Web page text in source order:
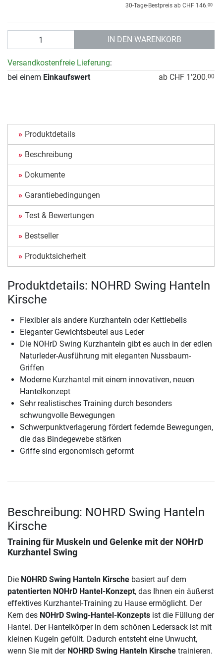
30-Tage-Bestpreis ab CHF 146.00
IN DEN WARENKORB
Versandkostenfreie Lieferung:
bei einem Einkaufswert ab CHF 1’200.00
Produktdetails
Beschreibung
Dokumente
Garantiebedingungen
Test & Bewertungen
Bestseller
Produktsicherheit
Produktdetails: NOHRD Swing Hanteln
Kirsche
Flexibler als andere Kurzhanteln oder Kettlebells
Eleganter Gewichtsbeutel aus Leder
Die NOHrD Swing Kurzhanteln gibt es auch in der edlen
Naturleder-Ausführung mit eleganten Nussbaum-
Griffen
Moderne Kurzhantel mit einem innovativen, neuen
Hantelkonzept
Sehr realistisches Training durch besonders
schwungvolle Bewegungen
Schwerpunktverlagerung fördert federnde Bewegungen,
die das Bindegewebe stärken
Griffe sind ergonomisch geformt
Beschreibung: NOHRD Swing Hanteln
Kirsche
Training für Muskeln und Gelenke mit der NOHrD
Kurzhantel Swing
Die NOHRD Swing Hanteln Kirsche basiert auf dem
patentierten NOHrD Hantel-Konzept, das Ihnen ein äußerst
effektives Kurzhantel-Training zu Hause ermöglicht. Der
Kern des NOHrD Swing-Hantel-Konzepts ist die Füllung der
Hantel. Der Hantelkörper in dem schönen Ledersack ist mit
kleinen Kugeln gefüllt. Dadurch entsteht eine Unwucht,
wenn Sie mit der NOHRD Swing Hanteln Kirsche trainieren.